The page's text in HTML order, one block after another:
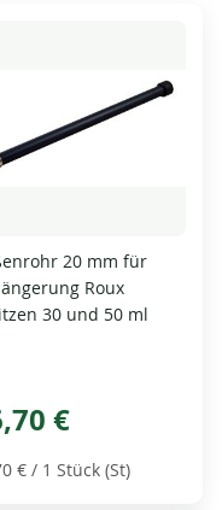
20 mm für
Roux
30 und 50 ml
€
€ / 1 Stück (St)